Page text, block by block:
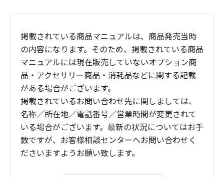
掲載されている商品マニュアルは、商品発売当時
の内容になります。そのため、掲載されている商品
マニュアルには現在販売していないオプション商
品・アクセサリー商品・消耗品などに関する記載
がある場合がございます。
掲載されているお問い合わせ先に関しましては、
名称／所在地／電話番号／営業時間が変更されて
いる場合がございます。最新の状況についてはお手
数ですが、お客様相談センターへお問い合わせく
ださいますようお願い致します。